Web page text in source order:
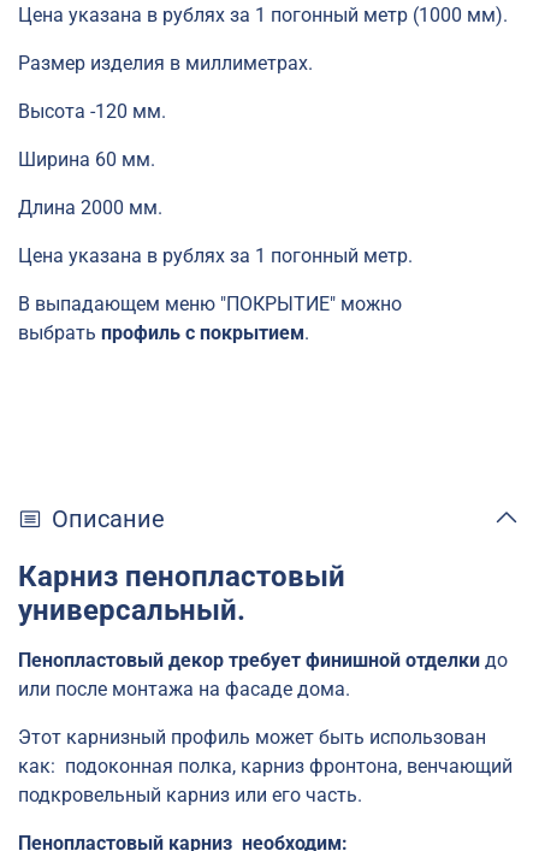
Цена указана в рублях за 1 погонный метр (1000 мм).
Размер изделия в миллиметрах.
Высота -120 мм.
Ширина 60 мм.
Длина 2000 мм.
Цена указана в рублях за 1 погонный метр.
В выпадающем меню "ПОКРЫТИЕ" можно
выбрать профиль с покрытием.
Описание
Карниз пенопластовый
универсальный.
Пенопластовый декор требует финишной отделки до
или после монтажа на фасаде дома.
Этот карнизный профиль может быть использован
как: подоконная полка, карниз фронтона, венчающий
подкровельный карниз или его часть.
Пенопластовый карниз необходим: